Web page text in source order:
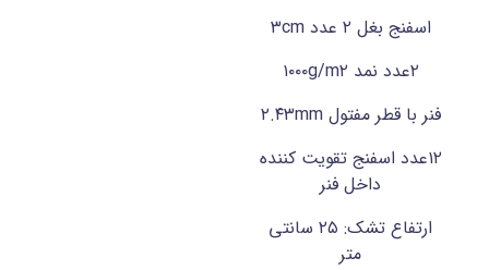
اسفنج بغل ۲ عدد ۳cm
۲عدد نمد ۱۰۰۰g/m۲
فنر با قطر مفتول ۲.۴۳mm
۱۲عدد اسفنج تقویت کننده
داخل فنر
ارتفاع تشک: ۲۵ سانتی
متر